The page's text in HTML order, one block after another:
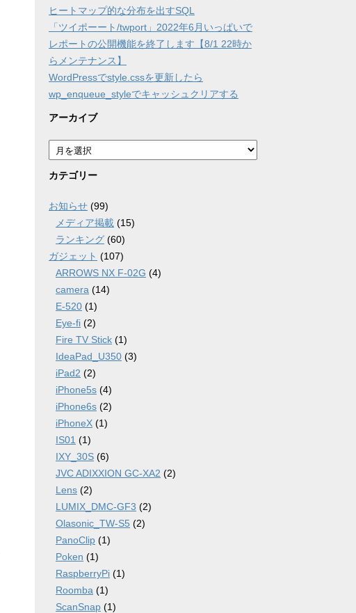
ヒートマップ的な分布を出すSQL
「ツイポーート/twport」2022年6月いっぱいで
レポートの公開機能を終了します【8/1 22時か
らメンテナンス】
WordPressでstyle.cssを更新したら
wp_enqueue_styleでキャッシュクリアする
アーカイブ
ア
ー
カ
ブ
カテゴリー
お知らせ (99)
メディア掲載 (15)
ランキング (60)
ガジェット (107)
ARROWS NX F-02G (4)
camera (14)
E-520 (1)
Eye-fi (2)
Fire TV Stick (1)
IdeaPad_U350 (3)
iPad2 (2)
iPhone5s (4)
iPhone6s (2)
iPhoneX (1)
IS01 (1)
IXY_30S (6)
JVC ADIXXION GC-XA2 (2)
Lens (2)
LUMIX_DMC-GF3 (2)
Olasonic_TW-S5 (2)
PanoClip (1)
Poken (1)
RaspberryPi (1)
Roomba (1)
ScanSnap (1)